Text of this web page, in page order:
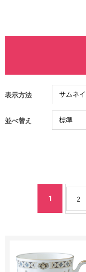
表示方法
並べ替え
1 2